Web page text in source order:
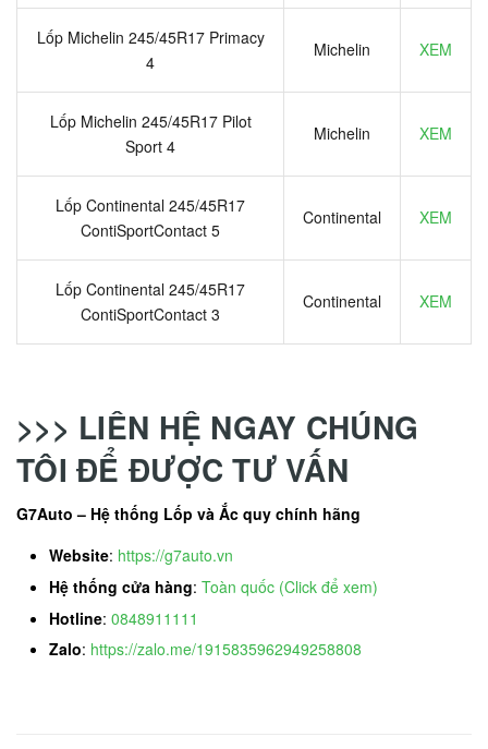
Lốp Michelin 245/45R17 Primacy
4
Michelin XEM
Lốp Michelin 245/45R17 Pilot
Sport 4
Michelin XEM
Lốp Continental 245/45R17
ContiSportContact 5
Continental XEM
Lốp Continental 245/45R17
ContiSportContact 3
Continental XEM
>>> LIÊN HỆ NGAY CHÚNG
TÔI ĐỂ ĐƯỢC TƯ VẤN
G7Auto – Hệ thống Lốp và Ắc quy chính hãng
Website: https://g7auto.vn
Hệ thống cửa hàng: Toàn quốc (Click để xem)
Hotline: 0848911111
Zalo: https://zalo.me/1915835962949258808